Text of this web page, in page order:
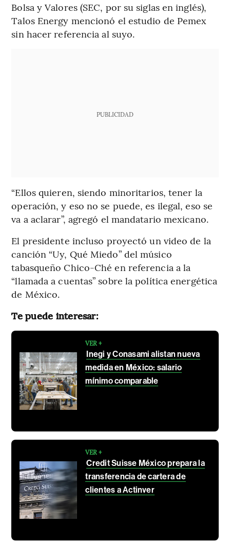
Bolsa y Valores (SEC, por su siglas en inglés),
Talos Energy mencionó el estudio de Pemex
sin hacer referencia al suyo.
PUBLICIDAD
“Ellos quieren, siendo minoritarios, tener la
operación, y eso no se puede, es ilegal, eso se
va a aclarar”, agregó el mandatario mexicano.
El presidente incluso proyectó un video de la
canción “Uy, Qué Miedo” del músico
tabasqueño Chico-Ché en referencia a la
“llamada a cuentas” sobre la política energética
de México.
Te puede interesar:
VER +
Inegi y Conasami alistan nueva
medida en México: salario
mínimo comparable
VER +
Credit Suisse México prepara la
transferencia de cartera de
clientes a Actinver